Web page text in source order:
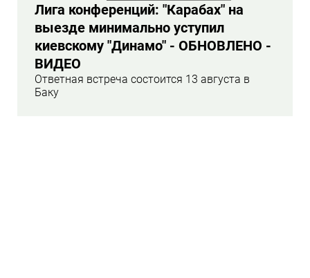
Лига конференций: "Карабах" на
выезде минимально уступил
киевскому "Динамо" - ОБНОВЛЕНО -
ВИДЕО
Ответная встреча состоится 13 августа в
Баку